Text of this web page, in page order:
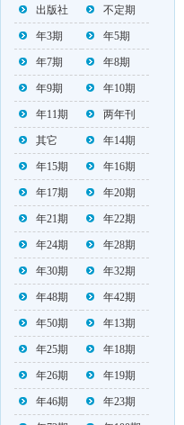
出版社 不定期
年3期 年5期
年7期 年8期
年9期 年10期
年11期 两年刊
其它 年14期
年15期 年16期
年17期 年20期
年21期 年22期
年24期 年28期
年30期 年32期
年48期 年42期
年50期 年13期
年25期 年18期
年26期 年19期
年46期 年23期